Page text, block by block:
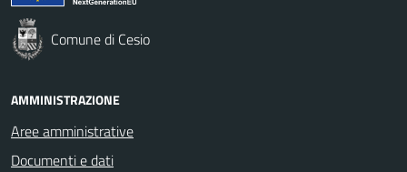
Comune di Cesio
AMMINISTRAZIONE
Aree amministrative
Documenti e dati